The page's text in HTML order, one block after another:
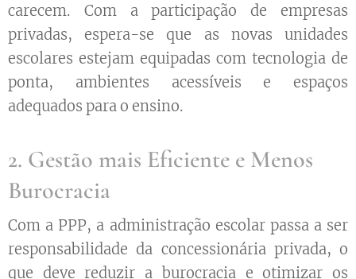
carecem. Com a participação de empresas
privadas, espera-se que as novas unidades
escolares estejam equipadas com tecnologia de
ponta, ambientes acessíveis e espaços
adequados para o ensino.
2. Gestão mais Eficiente e Menos
Burocracia
Com a PPP, a administração escolar passa a ser
responsabilidade da concessionária privada, o
que deve reduzir a burocracia e otimizar os